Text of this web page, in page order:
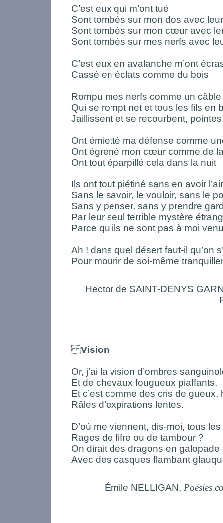
C’est eux qui m’ont tué
Sont tombés sur mon dos avec
Sont tombés sur mon cœur avec
Sont tombés sur mes nerfs avec
C’est eux en avalanche m’ont
Cassé en éclats comme du bois
Rompu mes nerfs comme un
Qui se rompt net et tous les fils en
Jaillissent et se recourbent,
Ont émietté ma défense comme
Ont égrené mon cœur comme de
Ont tout éparpillé cela dans la nuit
Ils ont tout piétiné sans en avoir
Sans le savoir, le vouloir, sans le
Sans y penser, sans y prendre
Par leur seul terrible mystère
Parce qu’ils ne sont pas à moi
Ah ! dans quel désert faut-il qu’on
Pour mourir de soi-même
Hector de SAINT-DENYS
Vision
Or, j’ai la vision d’ombres
Et de chevaux fougueux piaffants,
Et c’est comme des cris de gueux,
Râles d’expirations lentes.
D’où me viennent, dis-moi, tous
Rages de fifre ou de tambour ?
On dirait des dragons en galopade
Avec des casques flambant
Émile NELLIGAN, Poésies